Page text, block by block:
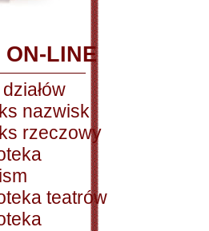
ON-LINE
nazwisk
rzeczowy
teatrów